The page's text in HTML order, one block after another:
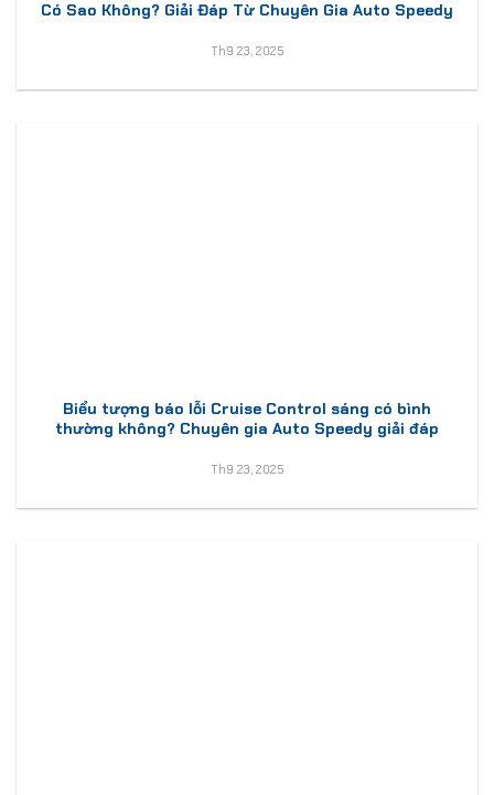
Có Sao Không? Giải Đáp Từ Chuyên Gia Auto Speedy
Th9 23, 2025
Biểu tượng báo lỗi Cruise Control sáng có bình
thường không? Chuyên gia Auto Speedy giải đáp
Th9 23, 2025